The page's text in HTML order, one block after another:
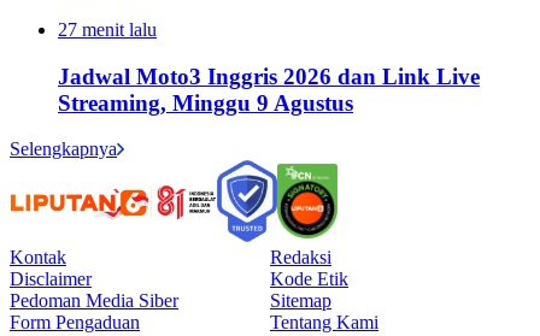
27 menit lalu
Jadwal Moto3 Inggris 2026 dan Link Live
Streaming, Minggu 9 Agustus
Selengkapnya
Kontak
Redaksi
Disclaimer
Kode Etik
Pedoman Media Siber
Sitemap
Form Pengaduan
Tentang Kami